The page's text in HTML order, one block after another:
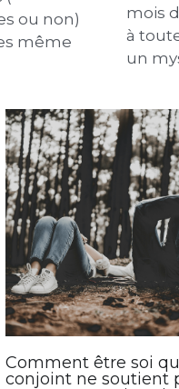
2
la plupart
même
26
Wow,
à
un